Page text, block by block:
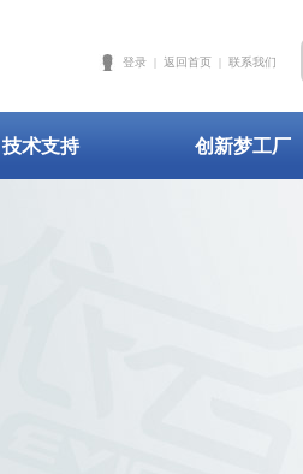
登录 | 返回首页 | 联系我们
技术支持 创新梦工厂